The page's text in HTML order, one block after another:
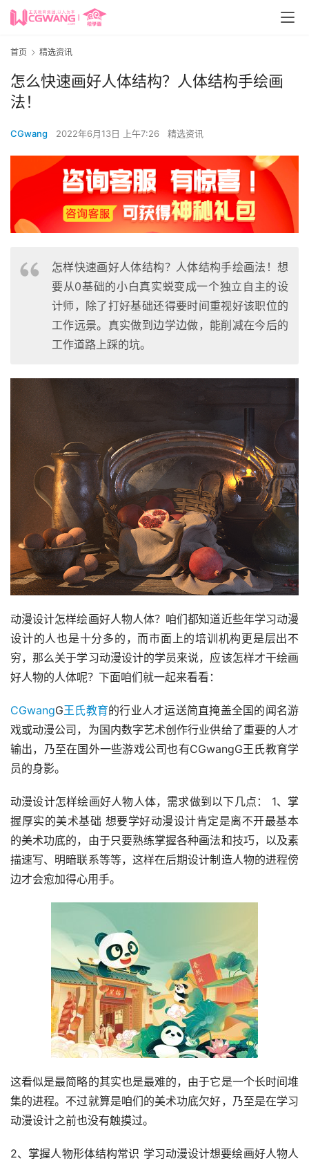
首页 精选资讯
怎么快速画好人体结构？人体结构手绘画
法！
CGwang 2022年6月13日 上午7:26 精选资讯
怎样快速画好人体结构？人体结构手绘画法！想
要从0基础的小白真实蜕变成一个独立自主的设
计师，除了打好基础还得要时间重视好该职位的
工作远景。真实做到边学边做，能削减在今后的
工作道路上踩的坑。
动漫设计怎样绘画好人物人体？咱们都知道近些年学习动漫
设计的人也是十分多的，而市面上的培训机构更是层出不
穷，那么关于学习动漫设计的学员来说，应该怎样才干绘画
好人物的人体呢？下面咱们就一起来看看：
CGwangG王氏教育的行业人才运送简直掩盖全国的闻名游
戏或动漫公司，为国内数字艺术创作行业供给了重要的人才
输出，乃至在国外一些游戏公司也有CGwangG王氏教育学
员的身影。
动漫设计怎样绘画好人物人体，需求做到以下几点： 1、掌
握厚实的美术基础 想要学好动漫设计肯定是离不开最基本
的美术功底的，由于只要熟练掌握各种画法和技巧，以及素
描速写、明暗联系等等，这样在后期设计制造人物的进程傍
边才会愈加得心用手。
这看似是最简略的其实也是最难的，由于它是一个长时间堆
集的进程。不过就算是咱们的美术功底欠好，乃至是在学习
动漫设计之前也没有触摸过。
2、掌握人物形体结构常识 学习动漫设计想要绘画好人物人